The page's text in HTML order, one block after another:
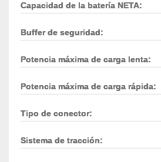
Capacidad de la batería NETA:
Buffer de seguridad:
Potencia máxima de carga lenta:
Potencia máxima de carga rápida:
Tipo de conector:
Sistema de tracción: